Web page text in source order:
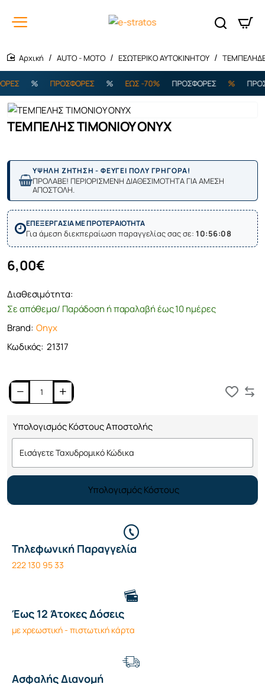
AUTO - MOTO ΕΣΩΤΕΡΙΚΟ ΑΥΤΟΚΙΝΗΤΟΥ
ΠΡΟΣΦΟΡΕΣ ΕΩΣ -70% ΠΡΟΣΦΟΡΕΣ
ΤΕΜΠΕΛΗΣ ΤΙΜΟΝΙΟΥ ONYX
ΥΨΗΛΗ ΖΗΤΗΣΗ - ΦΕΥΓΕΙ ΠΟΛΥ ΓΡΗΓΟΡΑ!
ΠΡΟΛΑΒΕ! ΠΕΡΙΟΡΙΣΜΕΝΗ ΔΙΑΘΕΣΙΜΟΤΗΤΑ ΓΙΑ ΑΜΕΣΗ
ΑΠΟΣΤΟΛΗ.
ΕΠΕΞΕΡΓΑΣΙΑ ΜΕ ΠΡΟΤΕΡΑΙΟΤΗΤΑ
Για άμεση διεκπεραίωση παραγγελίας σας σε: 10:56:08
Διαθεσιμότητα:
Σε απόθεμα/ Παράδοση ή παραλαβή έως 10 ημέρες
Brand: Onyx
Κωδικός: 21317
6,00€
Υπολογισμός Κόστους Αποστολής
Υπολογισμός Κόστους
Τηλεφωνική Παραγγελία
222 130 95 33
Έως 12 Άτοκες Δόσεις
με χρεωστική - πιστωτική κάρτα
Ασφαλής Διανομή